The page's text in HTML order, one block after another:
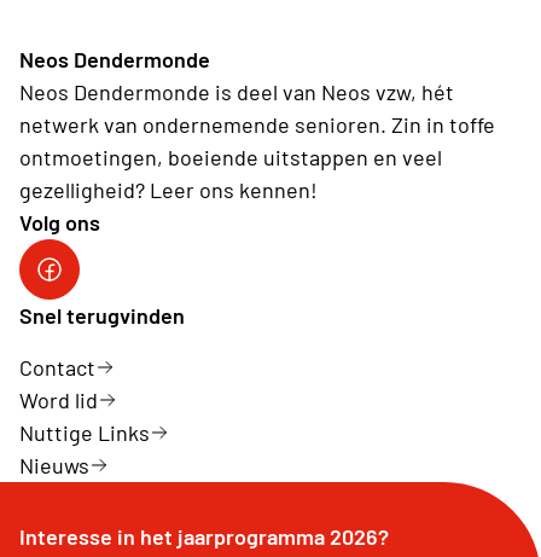
Neos Dendermonde
Neos Dendermonde is deel van Neos vzw, hét
netwerk van ondernemende senioren. Zin in toffe
ontmoetingen, boeiende uitstappen en veel
gezelligheid? Leer ons kennen!
Volg ons
Facebook
Snel terugvinden
Contact
Word lid
Nuttige Links
Nieuws
Interesse in het jaarprogramma 2026?